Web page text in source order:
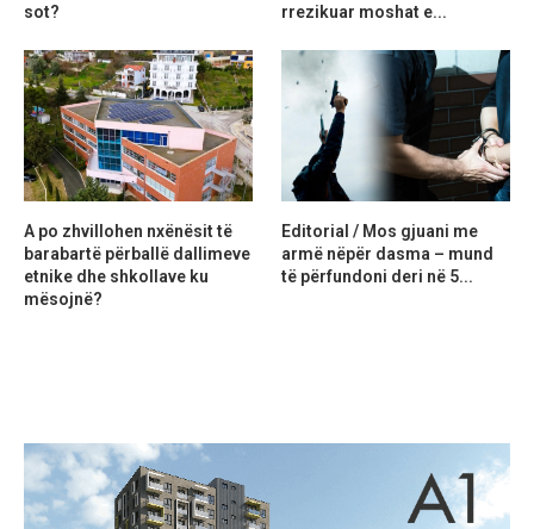
sot?
rrezikuar moshat e...
A po zhvillohen nxënësit të
barabartë përballë dallimeve
etnike dhe shkollave ku
mësojnë?
Editorial / Mos gjuani me
armë nëpër dasma – mund
të përfundoni deri në 5...